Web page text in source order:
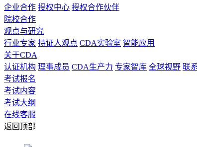
企业合作 授权中心 授权合作伙伴
院校合作
观点与研究
行业专家 持证人观点 CDA实验室 智能应用
关于CDA
认证机构 理事成员 CDA生产力 专家智库 全球视野 联
考试报名
考试内容
考试大纲
在线客服
返回顶部